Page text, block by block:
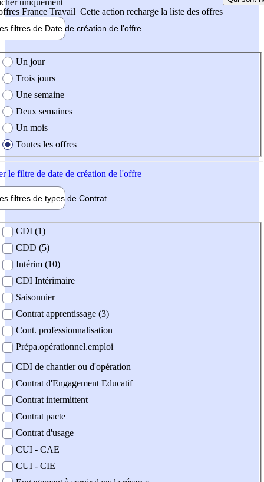
uniquement
France Travail Cette action recharge la liste des offres
filtres de Date de création de l'offre
création de l'offre
Un jour
Trois jours
Une semaine
Deux semaines
Un mois
Toutes les offres
le filtre de date de création de l'offre
filtres de types de Contrat
contrat
CDI (1)
CDD (5)
Intérim (10)
CDI Intérimaire
Saisonnier
Contrat apprentissage (3)
Cont. professionnalisation
Prépa.opérationnel.emploi
CDI de chantier ou d'opération
Contrat d'Engagement Educatif
Contrat intermittent
Contrat pacte
Contrat d'usage
CUI - CAE
CUI - CIE